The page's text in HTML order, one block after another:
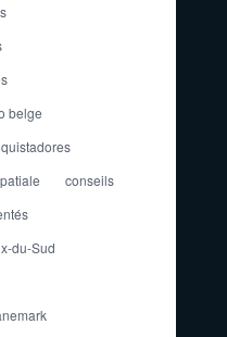
belge
conseils
du-Sud